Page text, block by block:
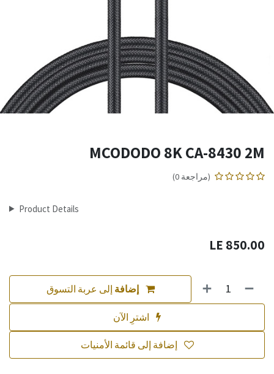
MCODODO 8K CA-8430 2M
(مراجعة 0)
Product Details
850.00
إضافة إلى عربة التسوق
إضافة إلى قائمة الأمنيات